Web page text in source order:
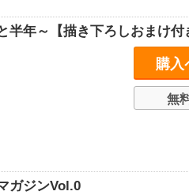
年～【描き下ろしおまけ付
購入
無
ガジンVol.0